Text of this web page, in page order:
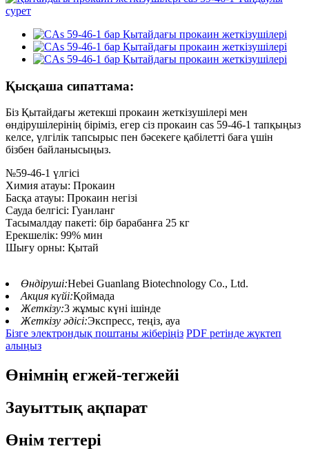
Қысқаша сипаттама:
Біз Қытайдағы жетекші прокаин жеткізушілері мен
өндірушілерінің біріміз, егер сіз прокаин cas 59-46-1 тапқыңыз
келсе, үлгілік тапсырыс пен бәсекеге қабілетті баға үшін
бізбен байланысыңыз.
№59-46-1 үлгісі
Химия атауы: Прокаин
Басқа атауы: Прокаин негізі
Сауда белгісі: Гуанланг
Тасымалдау пакеті: бір барабанға 25 кг
Ерекшелік: 99% мин
Шығу орны: Қытай
Өндіруші:Hebei Guanlang Biotechnology Co., Ltd.
Акция күйі:Қоймада
Жеткізу:3 жұмыс күні ішінде
Жеткізу әдісі:Экспресс, теңіз, ауа
Бізге электрондық поштаны жіберіңіз PDF ретінде жүктеп
алыңыз
Өнімнің егжей-тегжейі
Зауыттық ақпарат
Өнім тегтері